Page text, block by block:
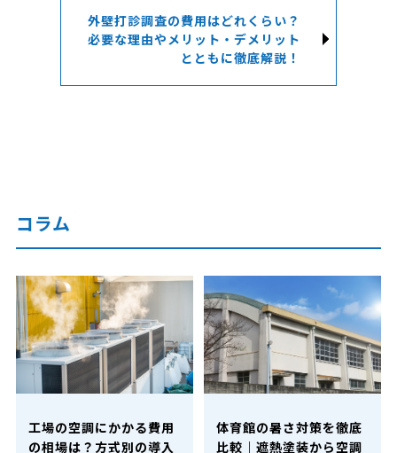
外壁打診調査の費用はどれくらい？
必要な理由やメリット・デメリット
とともに徹底解説！
コラム
工場の空調にかかる費用
の相場は？方式別の導入
体育館の暑さ対策を徹底
比較｜遮熱塗装から空調